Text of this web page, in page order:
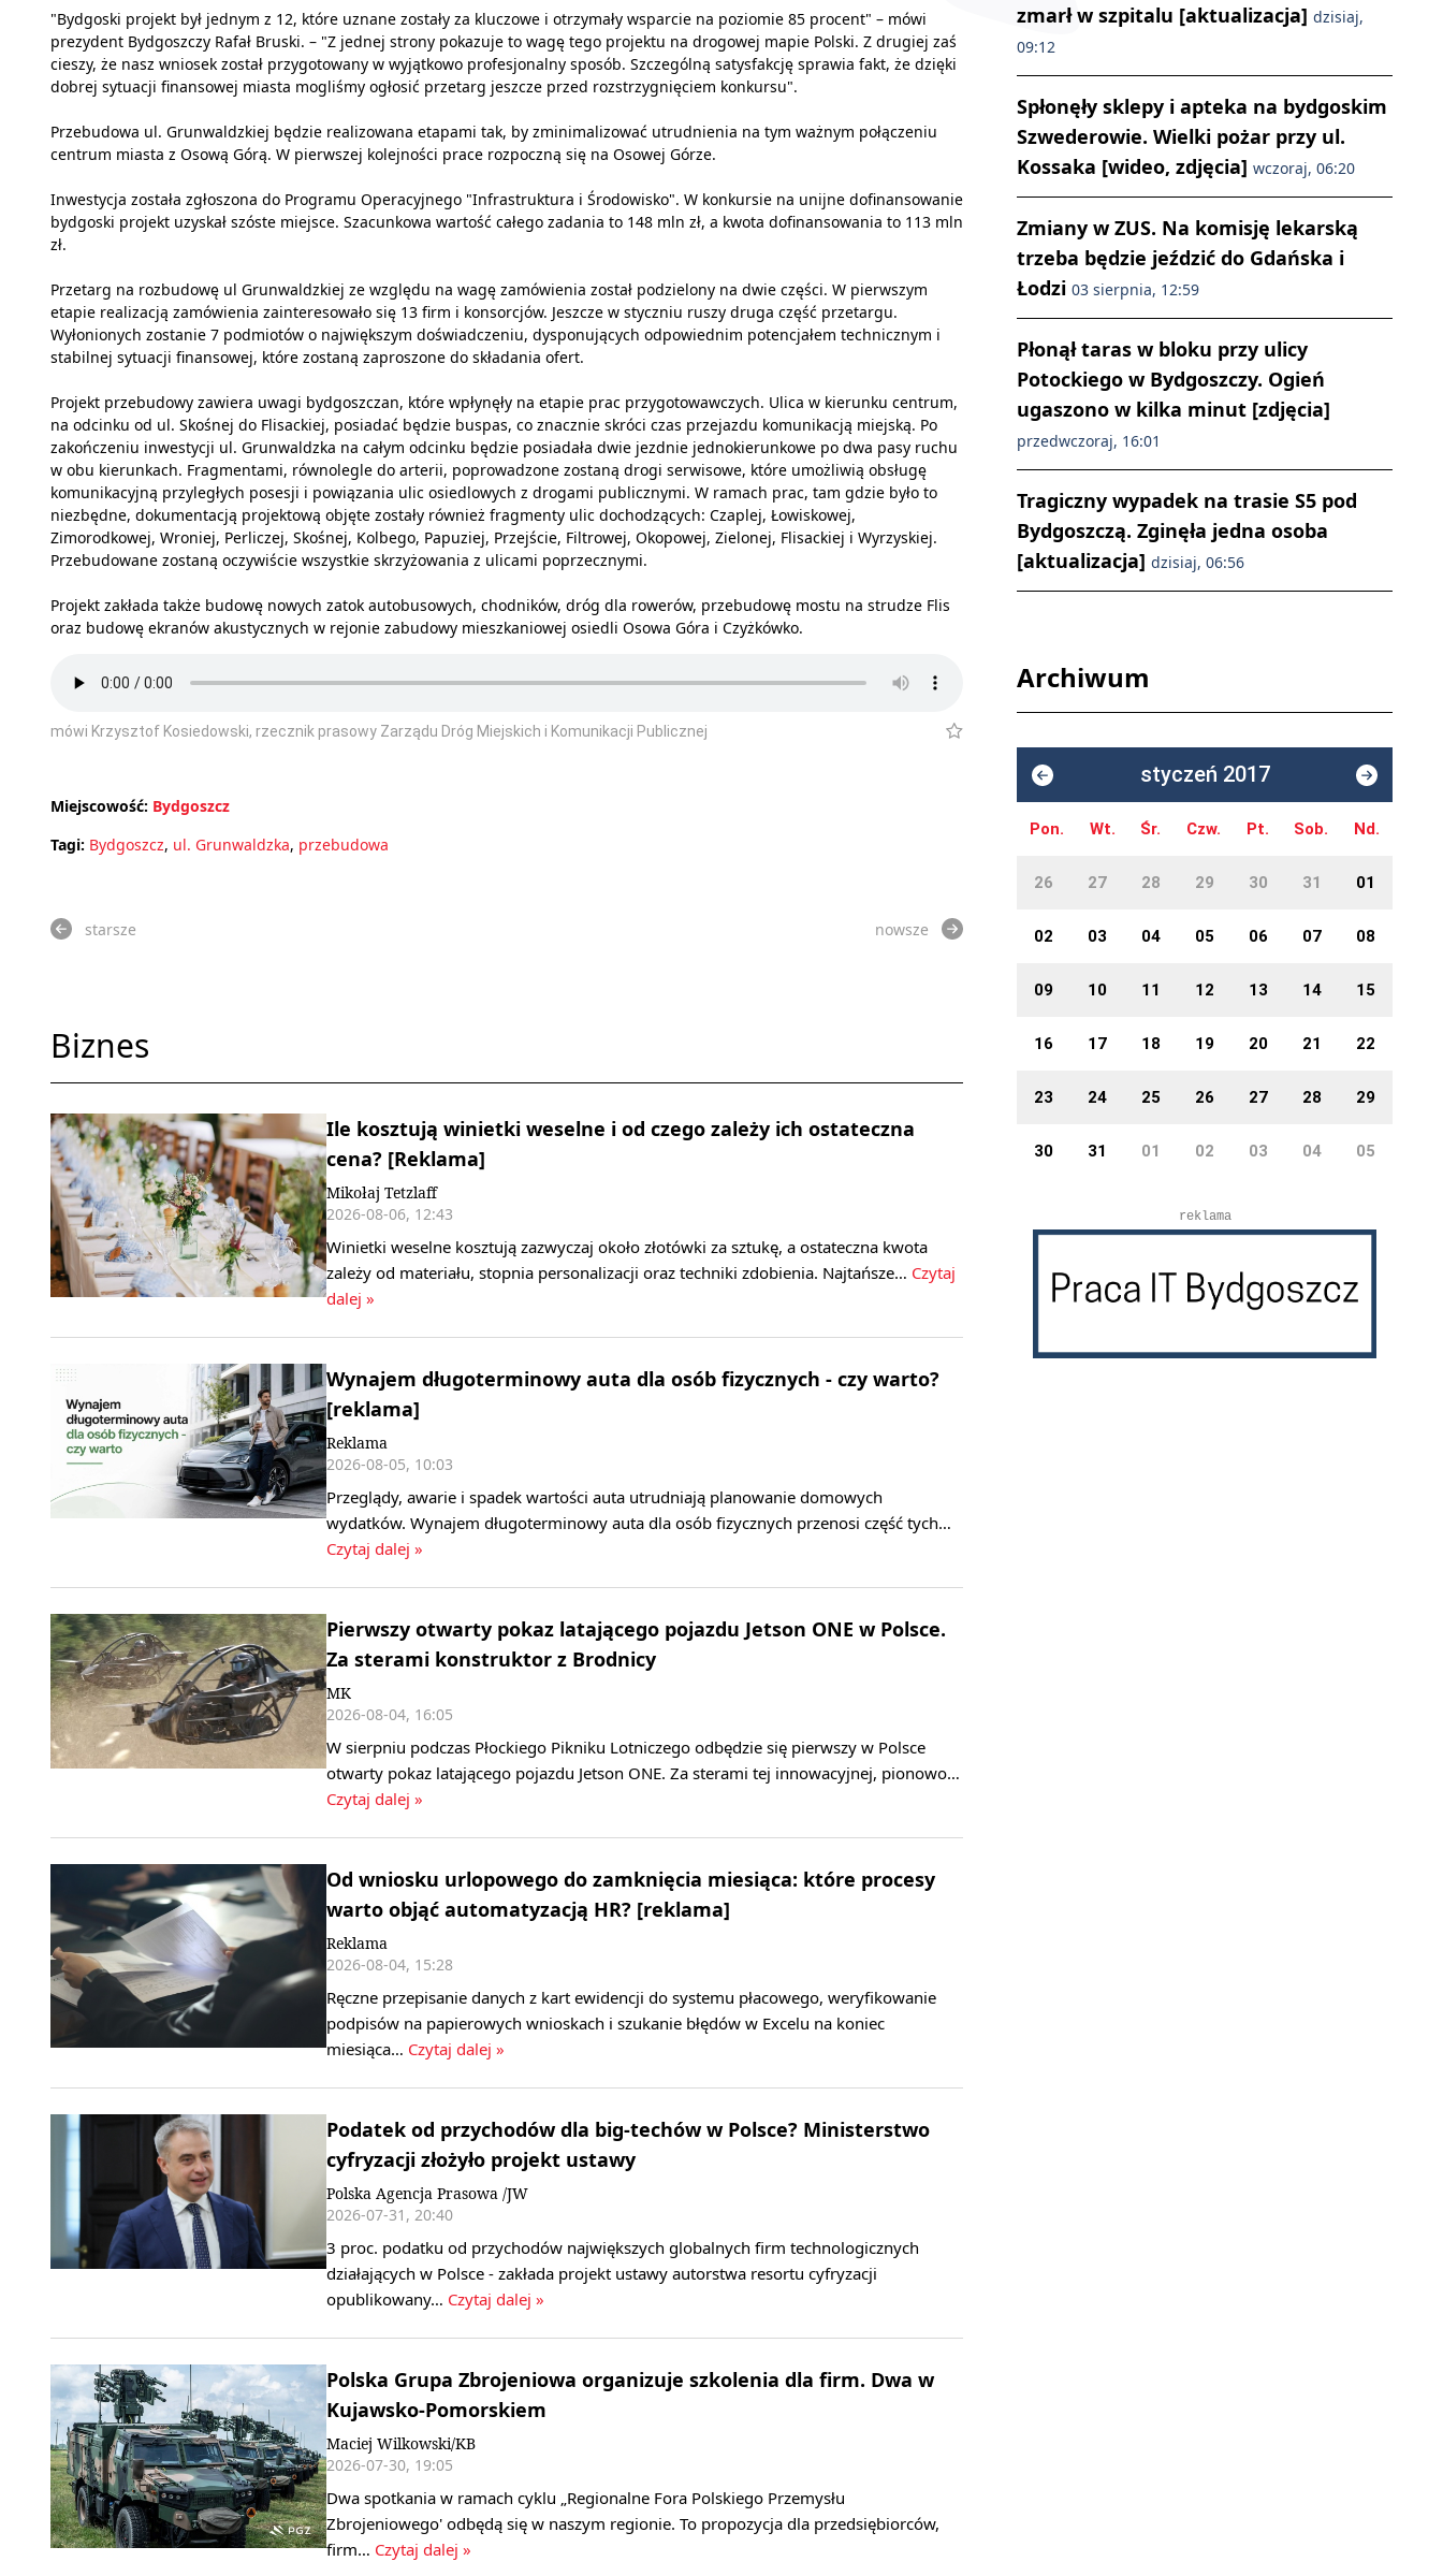
"Bydgoski projekt był jednym z 12, które uznane zostały za kluczowe i otrzymały wsparcie na poziomie 85 procent" – mówi
prezydent Bydgoszczy Rafał Bruski. – "Z jednej strony pokazuje to wagę tego projektu na drogowej mapie Polski. Z drugiej zaś
cieszy, że nasz wniosek został przygotowany w wyjątkowo profesjonalny sposób. Szczególną satysfakcję sprawia fakt, że dzięki
dobrej sytuacji finansowej miasta mogliśmy ogłosić przetarg jeszcze przed rozstrzygnięciem konkursu".
Przebudowa ul. Grunwaldzkiej będzie realizowana etapami tak, by zminimalizować utrudnienia na tym ważnym połączeniu
centrum miasta z Osową Górą. W pierwszej kolejności prace rozpoczną się na Osowej Górze.
Inwestycja została zgłoszona do Programu Operacyjnego "Infrastruktura i Środowisko". W konkursie na unijne dofinansowanie
bydgoski projekt uzyskał szóste miejsce. Szacunkowa wartość całego zadania to 148 mln zł, a kwota dofinansowania to 113 mln
zł.
Przetarg na rozbudowę ul Grunwaldzkiej ze względu na wagę zamówienia został podzielony na dwie części. W pierwszym
etapie realizacją zamówienia zainteresowało się 13 firm i konsorcjów. Jeszcze w styczniu ruszy druga część przetargu.
Wyłonionych zostanie 7 podmiotów o największym doświadczeniu, dysponujących odpowiednim potencjałem technicznym i
stabilnej sytuacji finansowej, które zostaną zaproszone do składania ofert.
Projekt przebudowy zawiera uwagi bydgoszczan, które wpłynęły na etapie prac przygotowawczych. Ulica w kierunku centrum,
na odcinku od ul. Skośnej do Flisackiej, posiadać będzie buspas, co znacznie skróci czas przejazdu komunikacją miejską. Po
zakończeniu inwestycji ul. Grunwaldzka na całym odcinku będzie posiadała dwie jezdnie jednokierunkowe po dwa pasy ruchu
w obu kierunkach. Fragmentami, równolegle do arterii, poprowadzone zostaną drogi serwisowe, które umożliwią obsługę
komunikacyjną przyległych posesji i powiązania ulic osiedlowych z drogami publicznymi. W ramach prac, tam gdzie było to
niezbędne, dokumentacją projektową objęte zostały również fragmenty ulic dochodzących: Czaplej, Łowiskowej,
Zimorodkowej, Wroniej, Perliczej, Skośnej, Kolbego, Papuziej, Przejście, Filtrowej, Okopowej, Zielonej, Flisackiej i Wyrzyskiej.
Przebudowane zostaną oczywiście wszystkie skrzyżowania z ulicami poprzecznymi.
Projekt zakłada także budowę nowych zatok autobusowych, chodników, dróg dla rowerów, przebudowę mostu na strudze Flis
oraz budowę ekranów akustycznych w rejonie zabudowy mieszkaniowej osiedli Osowa Góra i Czyżkówko.
mówi Krzysztof Kosiedowski, rzecznik prasowy Zarządu Dróg Miejskich i Komunikacji Publicznej
Miejscowość: Bydgoszcz
Tagi: Bydgoszcz, ul. Grunwaldzka, przebudowa
starsze nowsze
Biznes
Ile kosztują winietki weselne i od czego zależy ich ostateczna
cena? [Reklama]
Mikołaj Tetzlaff
2026-08-06, 12:43
Winietki weselne kosztują zazwyczaj około złotówki za sztukę, a ostateczna kwota
zależy od materiału, stopnia personalizacji oraz techniki zdobienia. Najtańsze… Czytaj
dalej »
Wynajem długoterminowy auta dla osób fizycznych - czy warto?
[reklama]
Reklama
2026-08-05, 10:03
Przeglądy, awarie i spadek wartości auta utrudniają planowanie domowych
wydatków. Wynajem długoterminowy auta dla osób fizycznych przenosi część tych…
Czytaj dalej »
Pierwszy otwarty pokaz latającego pojazdu Jetson ONE w Polsce.
Za sterami konstruktor z Brodnicy
MK
2026-08-04, 16:05
W sierpniu podczas Płockiego Pikniku Lotniczego odbędzie się pierwszy w Polsce
otwarty pokaz latającego pojazdu Jetson ONE. Za sterami tej innowacyjnej, pionowo…
Czytaj dalej »
Od wniosku urlopowego do zamknięcia miesiąca: które procesy
warto objąć automatyzacją HR? [reklama]
Reklama
2026-08-04, 15:28
Ręczne przepisanie danych z kart ewidencji do systemu płacowego, weryfikowanie
podpisów na papierowych wnioskach i szukanie błędów w Excelu na koniec
miesiąca… Czytaj dalej »
Podatek od przychodów dla big-techów w Polsce? Ministerstwo
cyfryzacji złożyło projekt ustawy
Polska Agencja Prasowa /JW
2026-07-31, 20:40
3 proc. podatku od przychodów największych globalnych firm technologicznych
działających w Polsce - zakłada projekt ustawy autorstwa resortu cyfryzacji
opublikowany… Czytaj dalej »
Polska Grupa Zbrojeniowa organizuje szkolenia dla firm. Dwa w
Kujawsko-Pomorskiem
Maciej Wilkowski/KB
2026-07-30, 19:05
Dwa spotkania w ramach cyklu „Regionalne Fora Polskiego Przemysłu
Zbrojeniowego' odbędą się w naszym regionie. To propozycja dla przedsiębiorców,
firm… Czytaj dalej »
zmarł w szpitalu [aktualizacja] dzisiaj,
09:12
Spłonęły sklepy i apteka na bydgoskim
Szwederowie. Wielki pożar przy ul.
Kossaka [wideo, zdjęcia] wczoraj, 06:20
Zmiany w ZUS. Na komisję lekarską
trzeba będzie jeździć do Gdańska i
Łodzi 03 sierpnia, 12:59
Płonął taras w bloku przy ulicy
Potockiego w Bydgoszczy. Ogień
ugaszono w kilka minut [zdjęcia]
przedwczoraj, 16:01
Tragiczny wypadek na trasie S5 pod
Bydgoszczą. Zginęła jedna osoba
[aktualizacja] dzisiaj, 06:56
Archiwum
styczeń 2017
Pon. Wt. Śr. Czw. Pt. Sob. Nd.
26 27 28 29 30 31 01
02 03 04 05 06 07 08
09 10 11 12 13 14 15
16 17 18 19 20 21 22
23 24 25 26 27 28 29
30 31 01 02 03 04 05
reklama